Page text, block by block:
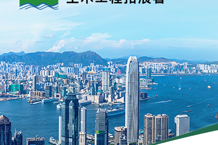
工程師學院
核心工作
部門政策
招聘公告
北部都會區發展 場外預製鋼筋
公用表格